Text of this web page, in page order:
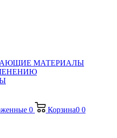
МАТЕРИАЛЫ
0 Корзина0 0